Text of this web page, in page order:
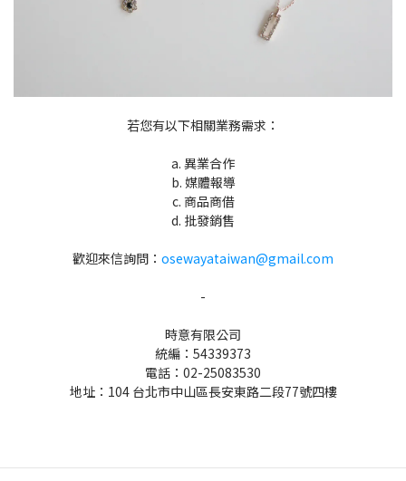
若您有以下相關業務需求：
a. 異業合作
b. 媒體報導
c. 商品商借
d. 批發銷售
歡迎來信詢問： osewayataiwan@gmail.com
-
時意有限公司
統編：54339373
電話：02-25083530
地址：104 台北市中山區長安東路二段77號四樓